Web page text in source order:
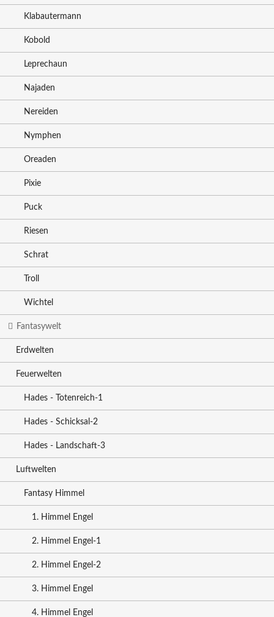
Klabautermann
Kobold
Leprechaun
Najaden
Nereiden
Nymphen
Oreaden
Pixie
Puck
Riesen
Schrat
Troll
Wichtel
Fantasywelt
Erdwelten
Feuerwelten
Hades - Totenreich-1
Hades - Schicksal-2
Hades - Landschaft-3
Luftwelten
Fantasy Himmel
1. Himmel Engel
2. Himmel Engel-1
2. Himmel Engel-2
3. Himmel Engel
4. Himmel Engel